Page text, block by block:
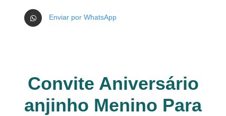
Enviar por WhatsApp
Convite Aniversário
anjinho Menino Para